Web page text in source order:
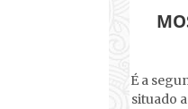
É a
situado